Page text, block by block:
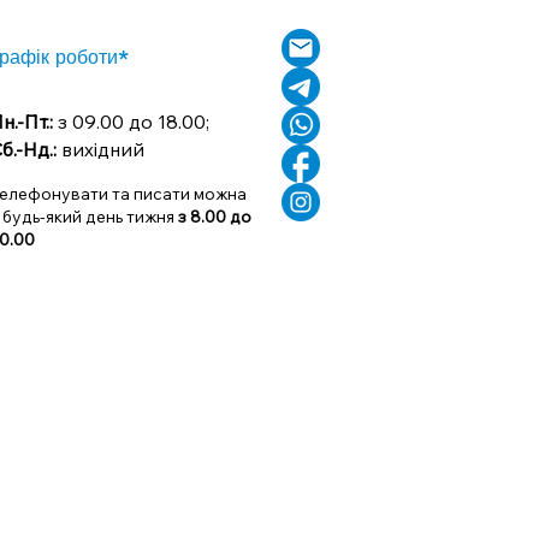
роботи*
Пт.:з 09.00 до 18.00;
Нд.: вихідний
та писати можна
який день тижня з 8.00 до